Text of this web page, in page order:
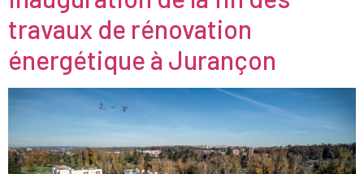
travaux de rénovation
énergétique à Jurançon